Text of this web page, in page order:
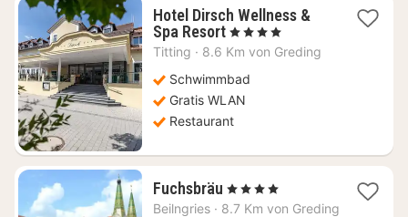
Hotel Dirsch Wellness &
Spa Resort1
Nacht
123,11
€
, 4 Sterne
Titting · 8.6 Km von Greding
Schwimmbad
Gratis WLAN
Restaurant
Fuchsbräu 1
Nacht
, 4 Sterne
Beilngries · 8.7 Km von Greding